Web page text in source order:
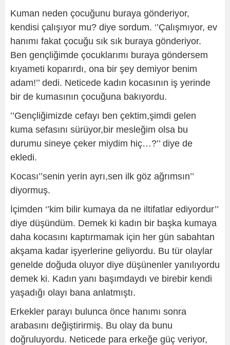
Kuman neden çocuğunu buraya gönderiyor,
kendisi çalışıyor mu? diye sordum. ‘’Çalışmıyor, ev
hanımı fakat çocuğu sık sık buraya gönderiyor.
Ben gençliğimde çocuklarımı buraya göndersem
kıyameti koparırdı, ona bir şey demiyor benim
adam!’’ dedi. Neticede kadın kocasının iş yerinde
bir de kumasının çocuğuna bakıyordu.
’’Gençliğimizde cefayı ben çektim,şimdi gelen
kuma sefasını sürüyor,bir mesleğim olsa bu
durumu sineye çeker miydim hiç…?’’ diye de
ekledi.
Kocası’’senin yerin ayrı,sen ilk göz ağrımsın’’
diyormuş.
İçimden ‘’kim bilir kumaya da ne iltifatlar ediyordur’’
diye düşündüm. Demek ki kadın bir başka kumaya
daha kocasını kaptırmamak için her gün sabahtan
akşama kadar işyerlerine geliyordu. Bu tür olaylar
genelde doğuda oluyor diye düşünenler yanılıyordu
demek ki. Kadın yanı başımdaydı ve birebir kendi
yaşadığı olayı bana anlatmıştı.
Erkekler parayı bulunca önce hanımı sonra
arabasını değiştirirmiş. Bu olay da bunu
doğruluyordu. Neticede para erkeğe güç veriyor,